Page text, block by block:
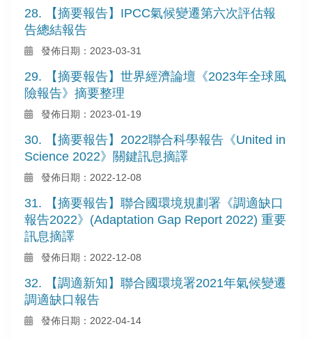
28. 【摘要報告】IPCC氣候變遷第六次評估報
告總結報告
發佈日期：2023-03-31
29. 【摘要報告】世界經濟論壇《2023年全球風
險報告》摘要整理
發佈日期：2023-01-19
30. 【摘要報告】2022聯合科學報告《United in
Science 2022》關鍵訊息摘譯
發佈日期：2022-12-08
31. 【摘要報告】聯合國環境規劃署《調適缺口
報告2022》(Adaptation Gap Report 2022) 重要
訊息摘譯
發佈日期：2022-12-08
32. 【調適新知】聯合國環境署2021年氣候變遷
調適缺口報告
發佈日期：2022-04-14